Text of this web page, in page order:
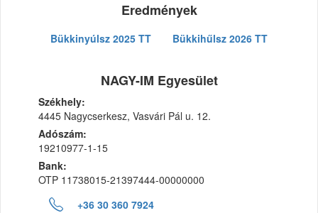
Eredmények
Bükkinyúlsz 2025 TT Bükkihűlsz 2026 TT
NAGY-IM Egyesület
Székhely:
4445 Nagycserkesz, Vasvári Pál u. 12.
Adószám:
19210977-1-15
Bank:
OTP 11738015-21397444-00000000
+36 30 360 7924